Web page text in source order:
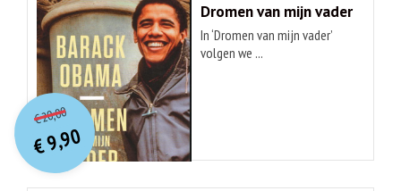
Dromen van mijn vader
In ‘Dromen van mijn vader’
volgen we ...
€20,00O
orspr
onkelijke
prijs
was:
€ 20,00.
€9,90
Huidige
prijs
is:
€ 9,90.